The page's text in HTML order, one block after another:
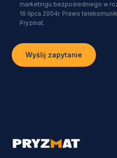
marketingu bezpośredniego w
16 lipca 2004r. Prawo
Pryzmat.
Wyślij zapytanie